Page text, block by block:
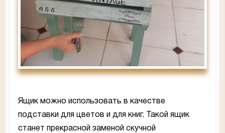
Ящик можно использовать в качестве
подставки для цветов и для книг. Такой ящик
станет прекрасной заменой скучной